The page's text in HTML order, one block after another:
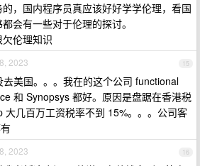
，国内程序员真应该好好学学伦理，看国
会有一些对于伦理的探讨。
伦理知识
15
2023
去美国。。。我在的这个公司 functional
和 Synopsys 都好。原因是盘踞在香港税
大几百万工资税率不到 15%。。。公司客
16
2023